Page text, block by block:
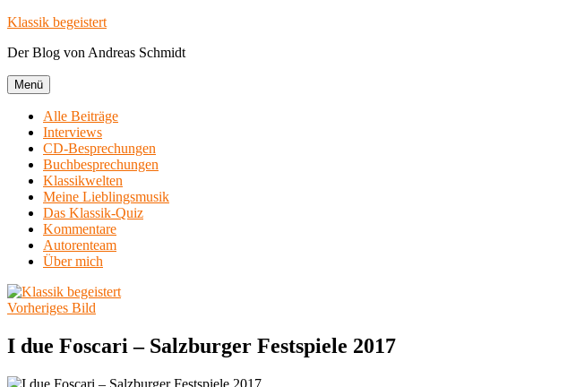
Zum
springen
Klassik begeistert
Der Blog von Andreas Schmidt
Menü
Alle Beiträge
Interviews
CD-Besprechungen
Buchbesprechungen
Klassikwelten
Meine Lieblingsmusik
Das Klassik-Quiz
Kommentare
Autorenteam
Über mich
Vorheriges Bild
I due Foscari – Salzburger Festspiele 2017